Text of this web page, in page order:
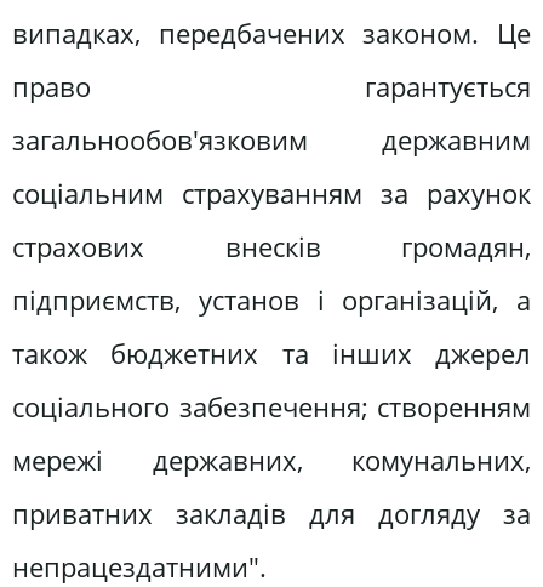
випадках, передбачених законом. Це
право гарантується
загальнообов'язковим державним
соціальним страхуванням за рахунок
страхових внесків громадян,
підприємств, установ і організацій, а
також бюджетних та інших джерел
соціального забезпечення; створенням
мережі державних, комунальних,
приватних закладів для догляду за
непрацездатними".